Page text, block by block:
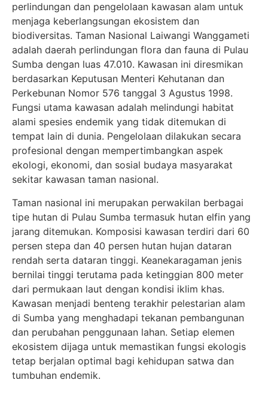
perlindungan dan pengelolaan kawasan alam untuk
menjaga keberlangsungan ekosistem dan
biodiversitas. Taman Nasional Laiwangi Wanggameti
adalah daerah perlindungan flora dan fauna di Pulau
Sumba dengan luas 47.010. Kawasan ini diresmikan
berdasarkan Keputusan Menteri Kehutanan dan
Perkebunan Nomor 576 tanggal 3 Agustus 1998.
Fungsi utama kawasan adalah melindungi habitat
alami spesies endemik yang tidak ditemukan di
tempat lain di dunia. Pengelolaan dilakukan secara
profesional dengan mempertimbangkan aspek
ekologi, ekonomi, dan sosial budaya masyarakat
sekitar kawasan taman nasional.
Taman nasional ini merupakan perwakilan berbagai
tipe hutan di Pulau Sumba termasuk hutan elfin yang
jarang ditemukan. Komposisi kawasan terdiri dari 60
persen stepa dan 40 persen hutan hujan dataran
rendah serta dataran tinggi. Keanekaragaman jenis
bernilai tinggi terutama pada ketinggian 800 meter
dari permukaan laut dengan kondisi iklim khas.
Kawasan menjadi benteng terakhir pelestarian alam
di Sumba yang menghadapi tekanan pembangunan
dan perubahan penggunaan lahan. Setiap elemen
ekosistem dijaga untuk memastikan fungsi ekologis
tetap berjalan optimal bagi kehidupan satwa dan
tumbuhan endemik.